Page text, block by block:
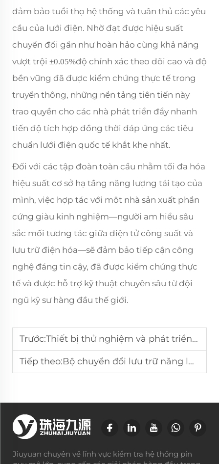
đảm bảo tuổi thọ hệ thống và tuân thủ các yêu
cầu của lưới điện. Nhờ đạt được hiệu suất
chuyển đổi gần như hoàn hảo cùng khả năng
vượt trội ±0.05%độ chính xác theo dõi cao và độ
bền vững đã được kiểm chứng thực tế trong
truyền thông, những nền tảng tiên tiến này
trao quyền cho các nhà phát triển đẩy nhanh
tiến độ tích hợp đồng thời đáp ứng các tiêu
chuẩn lưới điện quốc tế khắt khe nhất.
Đối với các tập đoàn toàn cầu nhằm tối đa hóa
hiệu suất cơ sở hạ tầng năng lượng tái tạo của
mình, việc hợp tác với một nhà sản xuất phần
cứng giàu kinh nghiệm—người am hiểu sâu
sắc mối tương tác giữa điện tử công suất và
lưu trữ điện hóa—sẽ đảm bảo tiếp cận công
nghệ đáng tin cậy, đã được kiểm chứng thực
tế và được hỗ trợ kỹ thuật chuyên sâu từ đội
ngũ kỹ sư hàng đầu thế giới.
Trước:Thiết bị thử nghiệm và phát triển lưu trữ năng lượng chuyên nghiệp
Tiếp theo:Bộ chuyển đổi lưu trữ năng lượng công suất cao PCS
Jiuyuan chuyên về lĩnh vực kiểm tra hệ thống pin